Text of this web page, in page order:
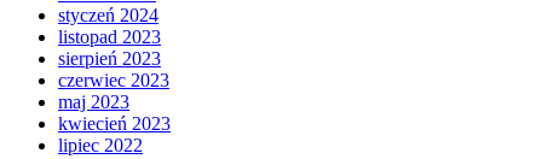
styczeń 2024
listopad 2023
sierpień 2023
czerwiec 2023
maj 2023
kwiecień 2023
lipiec 2022